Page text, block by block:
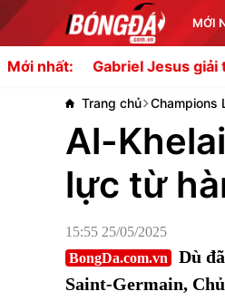
MỚI
Mới nhất:Jesus giải thích về việc
Trang chủ Champions
Al-
lực từ
15:55 25/05/2025
BongDa.com.vn
Dù
Saint-Germain,